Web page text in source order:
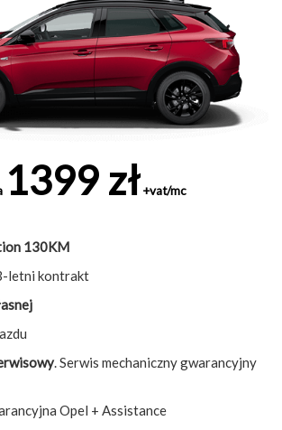
1399 zł +vat/mc
130KM
letni kontrakt
. Serwis mechaniczny gwarancyjny
Opel + Assistance